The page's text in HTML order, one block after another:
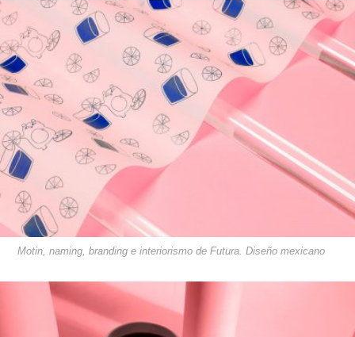
Motin, naming, branding e interiorismo de Futura. Diseño mexicano